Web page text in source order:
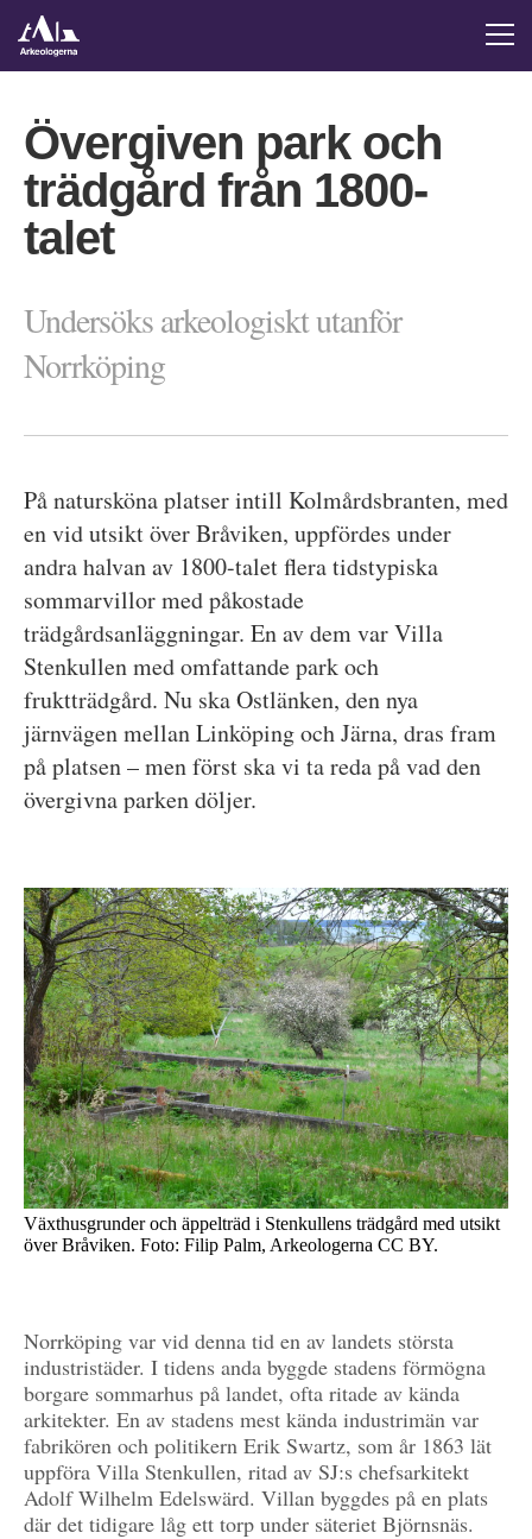
Övergiven park och
trädgård från 1800-
talet
Undersöks arkeologiskt utanför
Norrköping
På natursköna platser intill Kolmårdsbranten, med
en vid utsikt över Bråviken, uppfördes under
andra halvan av 1800-talet flera tidstypiska
sommarvillor med påkostade
trädgårdsanläggningar. En av dem var Villa
Stenkullen med omfattande park och
fruktträdgård. Nu ska Ostlänken, den nya
järnvägen mellan Linköping och Järna, dras fram
på platsen – men först ska vi ta reda på vad den
övergivna parken döljer.
Växthusgrunder och äppelträd i Stenkullens trädgård med utsikt
över Bråviken. Foto: Filip Palm, Arkeologerna CC BY.
Norrköping var vid denna tid en av landets största
industristäder. I tidens anda byggde stadens förmögna
borgare sommarhus på landet, ofta ritade av kända
arkitekter. En av stadens mest kända industrimän var
fabrikören och politikern Erik Swartz, som år 1863 lät
uppföra Villa Stenkullen, ritad av SJ:s chefsarkitekt
Adolf Wilhelm Edelswärd. Villan byggdes på en plats
där det tidigare låg ett torp under säteriet Björnsnäs.